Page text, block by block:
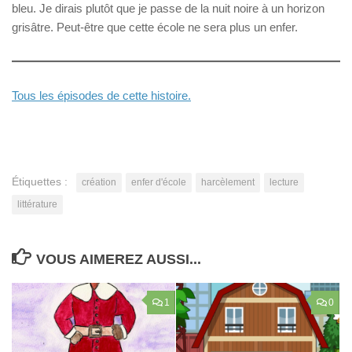
bleu. Je dirais plutôt que je passe de la nuit noire à un horizon
grisâtre. Peut-être que cette école ne sera plus un enfer.
Tous les épisodes de cette histoire.
Étiquettes : création enfer d'école harcèlement
lecture
littérature
VOUS AIMEREZ AUSSI...
1 0